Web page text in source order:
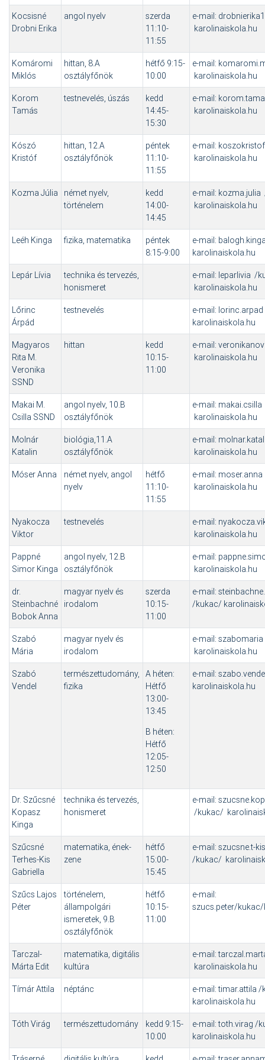
Kocsisné
Drobni Erika
angol nyelv
szerda
11:10-
11:55
e-mail:
karolinaiskola.hu
Komáromi
Miklós
hittan, 8.A
osztályfőnök
hétfő 9:15-
10:00
e-mail:
karolinaiskola.hu
Korom
Tamás
testnevelés, úszás
kedd
14:45-
15:30
e-mail:
karolinaiskola.hu
Kószó
Kristóf
hittan, 12.A
osztályfőnök
péntek
11:10-
11:55
e-mail:
karolinaiskola.hu
Kozma Júlia
német nyelv,
történelem
kedd
14:00-
14:45
e-mail:
karolinaiskola.hu
Leéh Kinga fizika, matematika
péntek
8:15-9:00
e-mail:
karolinaiskola.hu
Lepár Lívia
technika és tervezés,
honismeret
e-mail: leparlivia /
karolinaiskola.hu
Lőrinc
Árpád
testnevelés
e-mail:
karolinaiskola.hu
Magyaros
Rita M.
Veronika
SSND
hittan
kedd
10:15-
11:00
e-mail:
karolinaiskola.hu
Makai M.
Csilla SSND
angol nyelv, 10.B
osztályfőnök
e-mail:
karolinaiskola.hu
Molnár
Katalin
biológia,11.A
osztályfőnök
e-mail:
karolinaiskola.hu
Móser Anna
német nyelv, angol
nyelv
hétfő
11:10-
11:55
e-mail:
karolinaiskola.hu
Nyakocza
Viktor
testnevelés
e-mail:
karolinaiskola.hu
Pappné
Simor Kinga
angol nyelv, 12.B
osztályfőnök
e-mail:
karolinaiskola.hu
dr.
Steinbachné
Bobok Anna
magyar nyelv és
irodalom
szerda
10:15-
11:00
e-mail:
/kukac/
Szabó
Mária
magyar nyelv és
irodalom
e-mail:
karolinaiskola.hu
Szabó
Vendel
természettudomány,
fizika
A héten:
Hétfő
13:00-
13:45
B héten:
Hétfő
12:05-
12:50
e-mail:
karolinaiskola.hu
Dr. Szűcsné
Kopasz
Kinga
technika és tervezés,
honismeret
e-mail:
/kukac/
Szűcsné
Terhes-Kis
Gabriella
matematika, ének-
zene
hétfő
15:00-
15:45
e-mail: szucsne.t-
/kukac/
Szűcs Lajos
Péter
történelem,
állampolgári
ismeretek, 9.B
osztályfőnök
hétfő
10:15-
11:00
e-mail:
szucs.peter/
Tarczal-
Márta Edit
matematika, digitális
kultúra
e-mail:
karolinaiskola.hu
Tímár Attila néptánc
e-mail: timar.attila
karolinaiskola.hu
Tóth Virág természettudomány
kedd 9:15-
10:00
e-mail: toth.virag /
karolinaiskola.hu